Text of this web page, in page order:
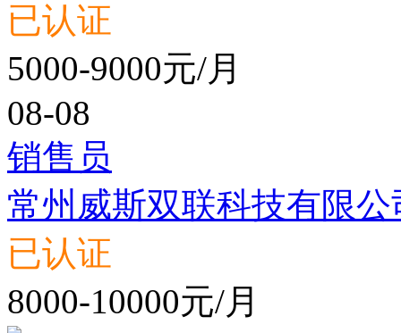
已认证
5000-9000元/月
08-08
销售员
常州威斯双联科技有限公
已认证
8000-10000元/月